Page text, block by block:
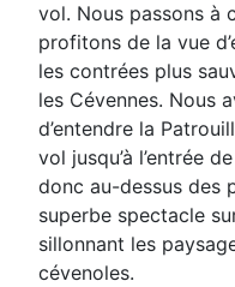
vol. Nous passons à
profitons de la vue
les contrées plus
les Cévennes. Nous
d’entendre la
vol jusqu’à l’entrée
donc au-dessus des
superbe spectacle
sillonnant les
cévenoles.